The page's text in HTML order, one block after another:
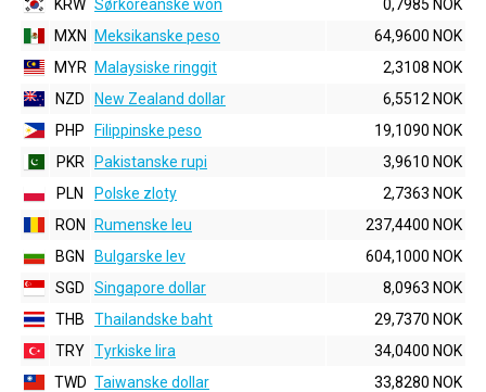
KRW Sørkoreanske won
0,7985 NOK
MXN
Meksikanske peso
64,9600 NOK
MYR
Malaysiske ringgit
2,3108 NOK
NZD
New Zealand dollar
6,5512 NOK
PHP
Filippinske peso
19,1090 NOK
PKR
Pakistanske rupi
3,9610 NOK
PLN
Polske zloty
2,7363 NOK
RON
Rumenske leu
237,4400 NOK
BGN
Bulgarske lev
604,1000 NOK
SGD
Singapore dollar
8,0963 NOK
THB
Thailandske baht
29,7370 NOK
TRY Tyrkiske lira
34,0400 NOK
TWD Taiwanske dollar
33,8280 NOK